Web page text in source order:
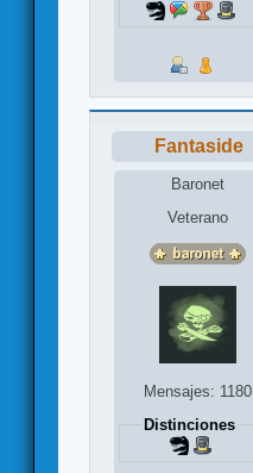
Fantaside
Baronet
Veterano
Mensajes: 1180
Distinciones